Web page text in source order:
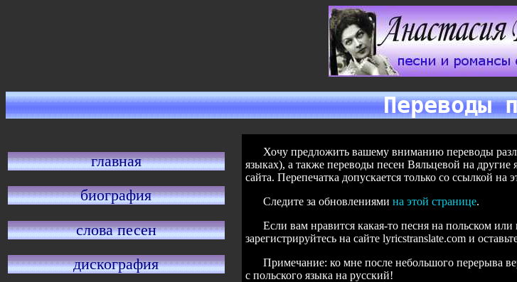
Переводы
главная
биография
слова песен
дискография
Хочу предложить вашему вниманию переводы
языках), а также переводы песен Вяльцевой на
сайта. Перепечатка допускается только со ссылкой на
Следите за обновлениями на этой странице.
Если вам нравится какая-то песня на польском
зарегистрируйтесь на сайте lyricstranslate.com и
Примечание: ко мне после небольшого перерыва
с польского языка на русский!